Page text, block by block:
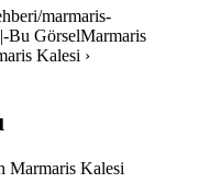
marmaris-
Bu GörselMarmaris
Kalesi ›
Marmaris Kalesi